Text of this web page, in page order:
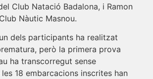
Club Natació Badalona, i Ramon
Nàutic Masnou.
dels participants ha realitzat
però la primera prova
ha transcorregut sense
18 embarcacions inscrites han